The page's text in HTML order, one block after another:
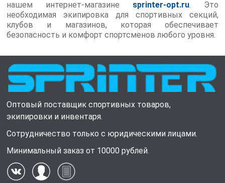
нашем интернет-магазине sprinter-opt.ru. Это
необходимая экипировка для спортивных секций,
клубов и магазинов, которая обеспечивает
безопасность и комфорт спортсменов любого уровня.
Оптовый поставщик спортивных товаров,
экипировки и инвентаря.
Сотрудничество только с юридическими лицами.
Минимальный заказ от 10000 рублей.